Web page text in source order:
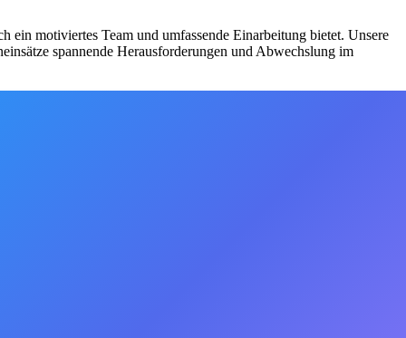
motiviertes Team und umfassende Einarbeitung bietet. Unsere
spannende Herausforderungen und Abwechslung im